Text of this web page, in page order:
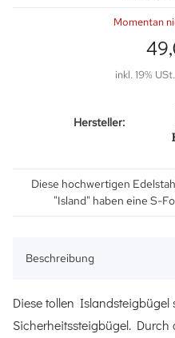
Momentan
inkl. 19%
Hersteller:
Diese hochwertigen
"Island" haben eine S-
Beschreibung
Diese tollen
Sicherheitssteigbügel.